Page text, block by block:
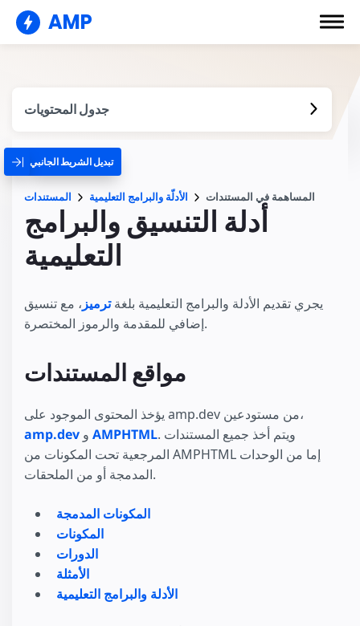
AMP
جدول المحتويات
تبديل الشريط الجانبي
المستندات الأدلّة والبرامج التعليمية المساهمة في المستندات
أدلة التنسيق والبرامج
التعليمية
يجري تقديم الأدلة والبرامج التعليمية بلغةترميز ، مع تنسيق
إضافي للمقدمة والرموز المختصرة.
مواقع المستندات
يؤخذ المحتوى الموجود على amp.dev من مستودعين،
amp.dev
AMPHTML. ويتم أخذ جميع المستندات
المرجعية تحت المكونات من AMPHTML إما من الوحدات
المدمجة أو من الملحقات.
المكونات المدمجة
المكونات
الدورات
الأمثلة
الأدلة والبرامج التعليمية